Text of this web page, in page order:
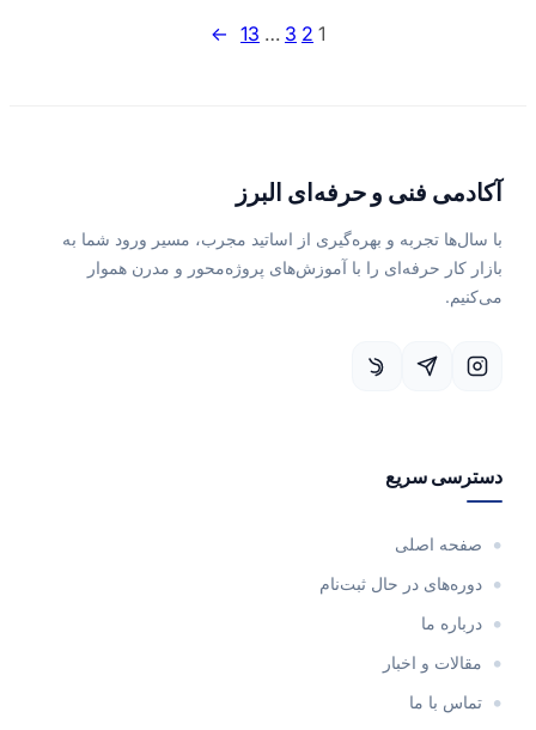
1
2
3
…
13
→
آکادمی فنی و حرفه‌ای البرز
با سال‌ها تجربه و بهره‌گیری از اساتید مجرب، مسیر ورود شما به
بازار کار حرفه‌ای را با آموزش‌های پروژه‌محور و مدرن هموار
می‌کنیم.
دسترسی سریع
صفحه اصلی
دوره‌های در حال ثبت‌نام
درباره ما
مقالات و اخبار
تماس با ما